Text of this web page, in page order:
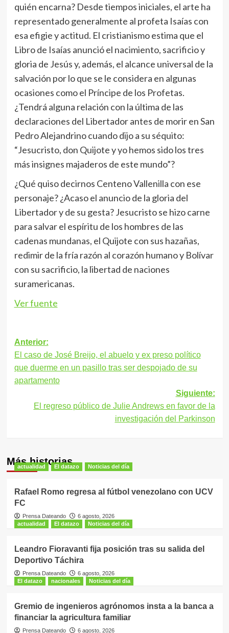
quién encarna? Desde tiempos iniciales, el arte ha
representado generalmente al profeta Isaías con
esa efigie y actitud. El cristianismo estima que el
Libro de Isaías anunció el nacimiento, sacrificio y
gloria de Jesús y, además, el alcance universal de la
salvación por lo que se le considera en algunas
ocasiones como el Príncipe de los Profetas.
¿Tendrá alguna relación con la última de las
declaraciones del Libertador antes de morir en San
Pedro Alejandrino cuando dijo a su séquito:
“Jesucristo, don Quijote y yo hemos sido los tres
más insignes majaderos de este mundo”?
¿Qué quiso decirnos Centeno Vallenilla con ese
personaje? ¿Acaso el anuncio de la gloria del
Libertador y de su gesta? Jesucristo se hizo carne
para salvar el espíritu de los hombres de las
cadenas mundanas, el Quijote con sus hazañas,
redimir de la fría razón al corazón humano y Bolívar
con su sacrificio, la libertad de naciones
suramericanas.
Ver fuente
Navegación
de
entradas
Anterior:
El caso de José Breijo, el abuelo y ex preso político
que duerme en un pasillo tras ser despojado de su
apartamento
Siguiente:
El regreso público de Julie Andrews en favor de la
investigación del Parkinson
Más historias
actualidad El datazo Noticias del día
Rafael Romo regresa al fútbol venezolano con UCV
FC
Prensa Dateando
6 agosto, 2026
actualidad
El datazo Noticias del día
Leandro Fioravanti fija posición tras su salida del
Deportivo Táchira
Prensa Dateando
6 agosto, 2026
El datazo
nacionales Noticias del día
Gremio de ingenieros agrónomos insta a la banca a
financiar la agricultura familiar
Prensa Dateando 6 agosto, 2026